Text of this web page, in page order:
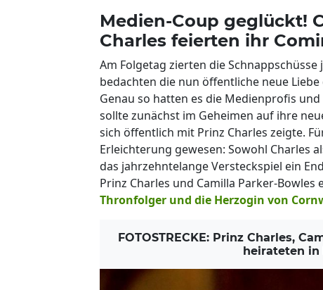
Medien-Coup geglückt!
Charles feierten ihr
Am Folgetag zierten die
bedachten die nun öffentliche neue
Genau so hatten es die Medienprofis
sollte zunächst im Geheimen auf ihre
sich öffentlich mit Prinz Charles zeigte.
Erleichterung gewesen: Sowohl Charles
das jahrzehntelange Versteckspiel ein
Prinz Charles und Camilla Parker-Bowles
Thronfolger und die Herzogin von
FOTOSTRECKE: Prinz Charles,
heirateten in